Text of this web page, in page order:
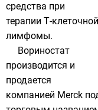
средства при
терапии Т-клеточной
лимфомы.
Вориностат
производится и
продается
компанией Merck